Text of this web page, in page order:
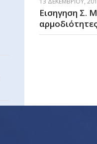
Εισηγηση Σ.
αρμοδιότητες